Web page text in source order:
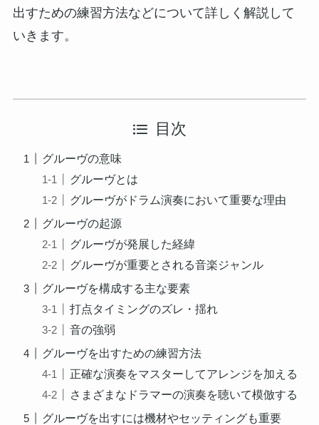
出すための練習方法などについて詳しく解説して
いきます。
目次
グルーヴの意味
グルーヴとは
グルーヴがドラム演奏において重要な理由
グルーヴの起源
グルーヴが発展した経緯
グルーヴが重要とされる音楽ジャンル
グルーヴを構成する主な要素
打点タイミングのズレ・揺れ
音の強弱
グルーヴを出すための練習方法
正確な演奏をマスターしてアレンジを加える
さまざまなドラマーの演奏を聴いて模倣する
グルーヴを出すには機材やセッティングも重要